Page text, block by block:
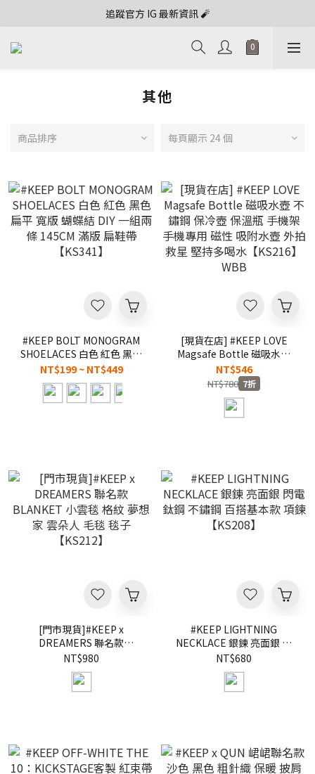
追蹤官方 IG 最新資訊 🧨
其他
商品排序 每頁顯示 24 個
#KEEP BOLT MONOGRAM
SHOELACES 白色 紅色 黑色
扁平 寬版 蝴蝶結 DIY 一組兩
條 145CM 滿版 扁鞋帶
【KS341】
NT$199 ~ NT$449
[現貨在店] #KEEP LOVE
Magsafe Bottle 磁吸水壺
不鏽鋼 保冷壺 保溫瓶 手機架
手機專用 磁性 吸附水壺 外拍
救星 堅持多喝水【KS216】
WBB
NT$546
NT$780 7折
[門市現貨]#KEEP x
DREAMERS 聯名款
BLANKET 小雲毯 格紋 夢想
家 雲朵人 毛毯 毯子
【KS212】
NT$980
#KEEP LIGHTNING
NECKLACE 銀鍊 亮面銀 閃
電 鈦鋼 不鏽鋼 百搭基本款
項鍊【KS208】
NT$680